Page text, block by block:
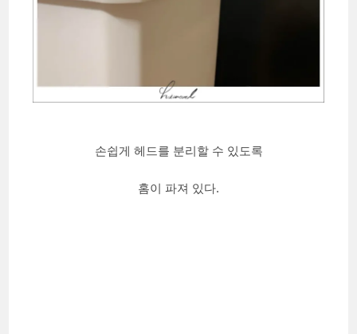
손쉽게 헤드를 분리할 수 있도록
홈이 파져 있다.